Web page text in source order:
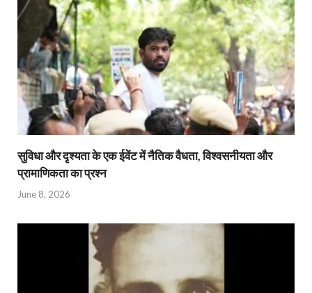
सुविधा और दृश्यता के एक ईवेंट में नैतिक वैधता, विश्वसनीयता और
प्रामाणिकता का प्रश्न
June 8, 2026